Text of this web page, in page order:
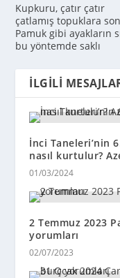
Kupkuru, çatır çatır
çatlamış topuklara
Pamuk gibi ayakların
bu yöntemde saklı
İLGILI
İnci Taneleri’nin
nasıl kurtulur?
01/03/2024
2 Temmuz 2023
yorumları
02/07/2023